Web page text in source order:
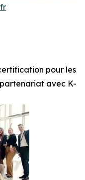
pour les
partenariat avec K-